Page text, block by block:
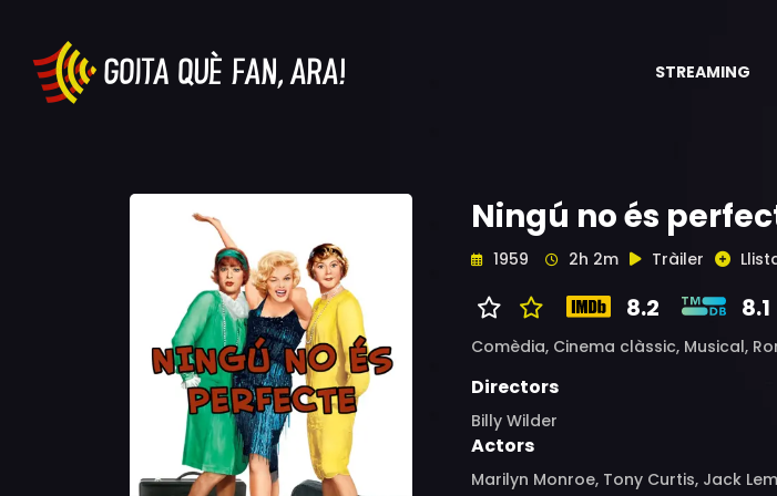
STREAMING
Ningú no és
1959 2h 2m Tràiler
8.2 8.1
Comèdia, Cinema clàssic, Musical,
Directors
Billy Wilder
Actors
Marilyn Monroe, Tony Curtis, Jack